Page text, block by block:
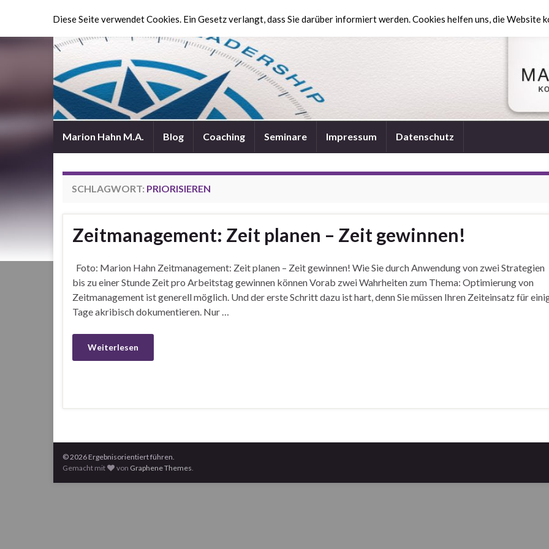
Marion Hahn M.A. Blog Coaching Seminare Impressum Datenschutz
SCHLAGWORT: PRIORISIEREN
Zeitmanagement: Zeit planen – Zeit gewinnen!
Foto: Marion Hahn Zeitmanagement: Zeit planen – Zeit gewinnen! Wie Sie durch Anwendung von zwei Strategien
bis zu einer Stunde Zeit pro Arbeitstag gewinnen können Vorab zwei Wahrheiten zum Thema: Optimierung von
Zeitmanagement ist generell möglich. Und der erste Schritt dazu ist hart, denn Sie müssen Ihren Zeiteinsatz für
Tage akribisch dokumentieren. Nur …
Weiterlesen
© 2026 Ergebnisorientiert führen.
Gemacht mit
von Graphene Themes
Diese Seite verwendet Cookies. Ein Gesetz verlangt, dass Sie darüber informiert werden. Cookies helfen uns, die Website